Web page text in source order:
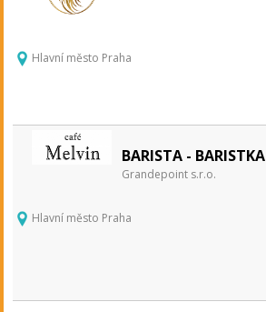
Hlavní město Praha
BARISTA - BARISTKA
Grandepoint s.r.o.
Hlavní město Praha